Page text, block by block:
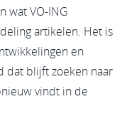
wat VO-ING
artikelen. Het is
en
dat blijft zoeken naar
vindt in de